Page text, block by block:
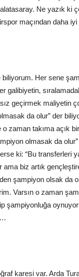
Ne yazık ki
maçından daha iyi
Her sene
galibiyetin,
geçirmek maliyetin
da olur” der
zaman takıma açık
olmasak da
ki: “Bu transferleri
ama biz artık
şampiyon olsak da
Varsın o zaman
şampiyonluğa
karesi var. Arda